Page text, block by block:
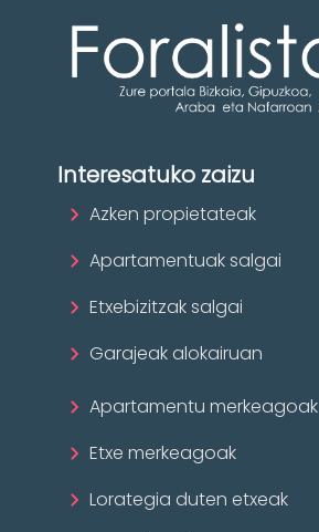
Interesatuko zaizu
Azken propietateak
Apartamentuak salgai
Etxebizitzak salgai
Garajeak alokairuan
Apartamentu merkeagoak
Etxe merkeagoak
Lorategia duten etxeak